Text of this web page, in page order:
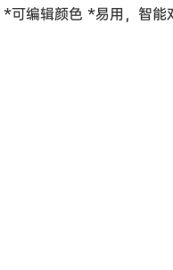
编辑颜色 *易用，智